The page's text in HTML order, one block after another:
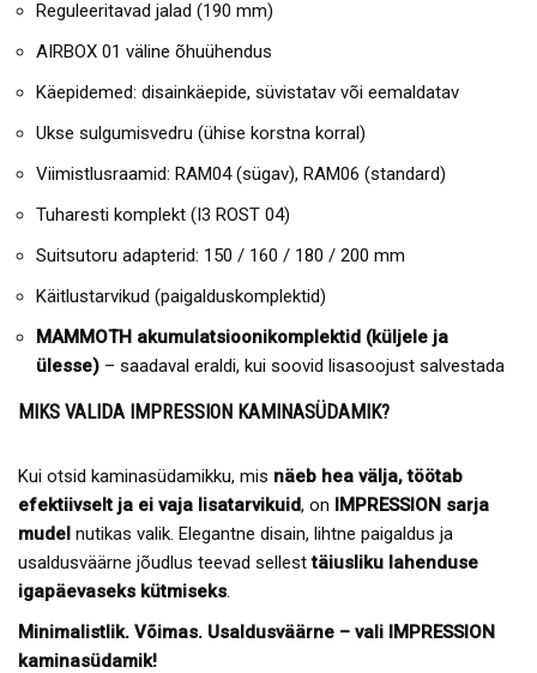
Reguleeritavad jalad (190 mm)
AIRBOX 01 väline õhuühendus
Käepidemed: disainkäepide, süvistatav või eemaldatav
Ukse sulgumisvedru (ühise korstna korral)
Viimistlusraamid: RAM04 (sügav), RAM06 (standard)
Tuharesti komplekt (I3 ROST 04)
Suitsutoru adapterid: 150 / 160 / 180 / 200 mm
Käitlustarvikud (paigalduskomplektid)
MAMMOTH akumulatsioonikomplektid (küljele ja
ülesse) – saadaval eraldi, kui soovid lisasoojust salvestada
MIKS VALIDA IMPRESSION KAMINASÜDAMIK?
Kui otsid kaminasüdamikku, mis näeb hea välja, töötab
efektiivselt ja ei vaja lisatarvikuid, on IMPRESSION sarja
mudel nutikas valik. Elegantne disain, lihtne paigaldus ja
usaldusväärne jõudlus teevad sellesttäiusliku lahenduse
igapäevaseks kütmiseks.
Minimalistlik. Võimas. Usaldusväärne – vali IMPRESSION
kaminasüdamik!